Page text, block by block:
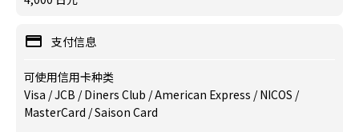
支付信息
可使用信用卡种类
Visa / JCB / Diners Club / American Express / NICOS /
MasterCard / Saison Card